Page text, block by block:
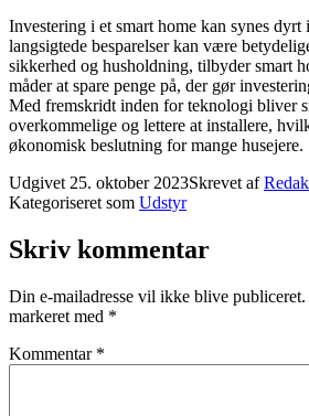
Investering i et smart home kan synes dyrt
langsigtede besparelser kan være
sikkerhed og husholdning, tilbyder smart
måder at spare penge på, der gør
Med fremskridt inden for teknologi bliver
overkommelige og lettere at installere,
økonomisk beslutning for mange husejere.
Udgivet 25. oktober 2023Skrevet af
Kategoriseret som Udstyr
Skriv kommentar
Din e-mailadresse vil ikke blive publiceret.
markeret med *
Kommentar *